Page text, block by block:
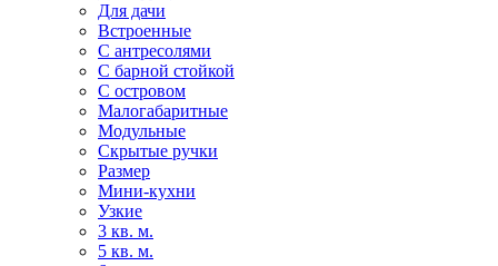
Для дачи
Встроенные
С антресолями
С барной стойкой
С островом
Малогабаритные
Модульные
Скрытые ручки
Размер
Мини-кухни
Узкие
3 кв. м.
5 кв. м.